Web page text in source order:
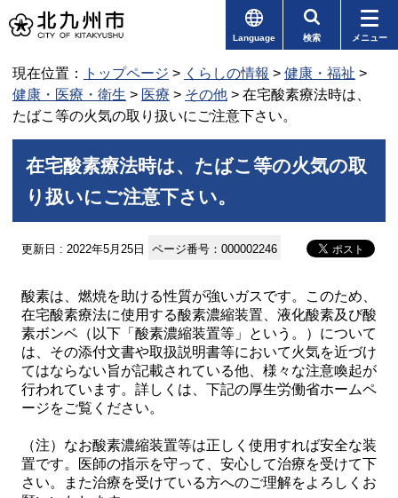
Language 検索 メニュー
現在位置： トップページ > くらしの情報 > 健康・福祉 >
健康・医療・衛生 > 医療 > その他 > 在宅酸素療法時は、
たばこ等の火気の取り扱いにご注意下さい。
在宅酸素療法時は、たばこ等の火気の取
り扱いにご注意下さい。
更新日 : 2022年5月25日 ページ番号：000002246
酸素は、燃焼を助ける性質が強いガスです。このため、
在宅酸素療法に使用する酸素濃縮装置、液化酸素及び酸
素ボンベ（以下「酸素濃縮装置等」という。）について
は、その添付文書や取扱説明書等において火気を近づけ
てはならない旨が記載されている他、様々な注意喚起が
行われています。詳しくは、下記の厚生労働省ホームペ
ージをご覧ください。
（注）なお酸素濃縮装置等は正しく使用すれば安全な装
置です。医師の指示を守って、安心して治療を受けて下
さい。また治療を受けている方へのご理解をよろしくお